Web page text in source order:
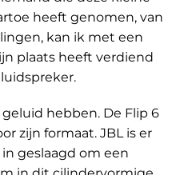
heeft genomen, van
kan ik met een
plaats heeft verdiend
hebben. De Flip 6
zijn formaat. JBL is er
geslaagd om een